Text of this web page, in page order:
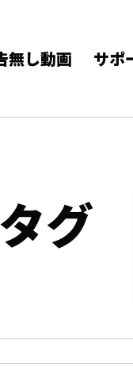
無し動画 サポ
グ